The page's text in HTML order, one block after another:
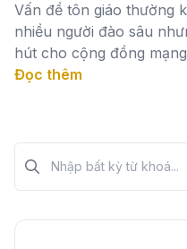
Vấn đề tôn giáo thường
nhiều người đào sâu
hút cho cộng đồng
Đọc thêm
Tìm kiếm?>